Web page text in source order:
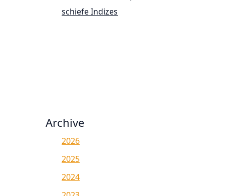
schiefe Indizes
Archive
2026
2025
2024